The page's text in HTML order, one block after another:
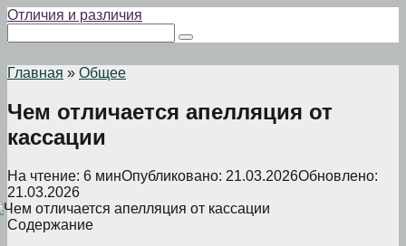
Перейти
контенту
Отличия и различия
Главная » Общее
Чем отличается апелляция от
кассации
На чтение: 6 минОпубликовано: 21.03.2026Обновлено:
21.03.2026
Содержание